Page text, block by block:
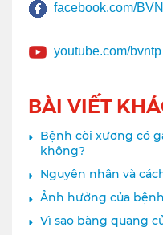
facebook.com/
youtube.com/bvntp
BÀI VIẾT
Bệnh còi xương có
không?
Nguyên nhân và
Ảnh hưởng của
Vì sao bàng quang